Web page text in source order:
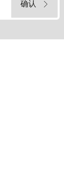
确认